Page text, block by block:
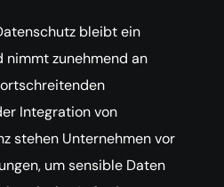
bleibt ein
nimmt zunehmend an
Integration von
stehen Unternehmen vor
um sensible Daten